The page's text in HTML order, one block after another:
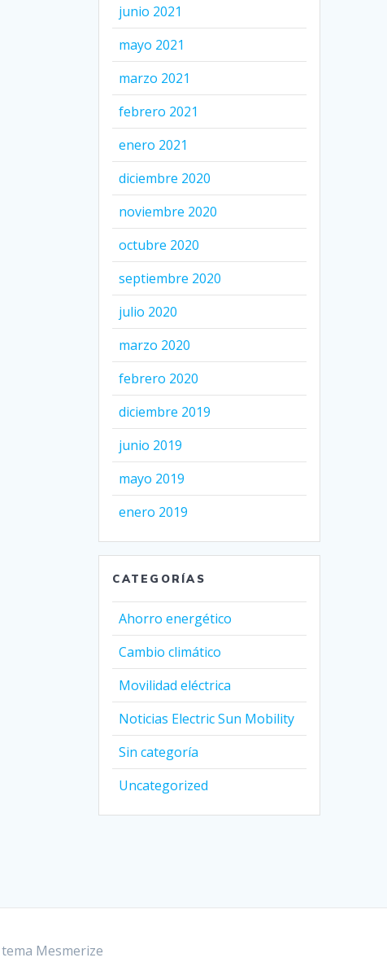
junio 2021
mayo 2021
marzo 2021
febrero 2021
enero 2021
diciembre 2020
noviembre 2020
octubre 2020
septiembre 2020
julio 2020
marzo 2020
febrero 2020
diciembre 2019
junio 2019
mayo 2019
enero 2019
CATEGORÍAS
Ahorro energético
Cambio climático
Movilidad eléctrica
Noticias Electric Sun Mobility
Sin categoría
Uncategorized
tema Mesmerize